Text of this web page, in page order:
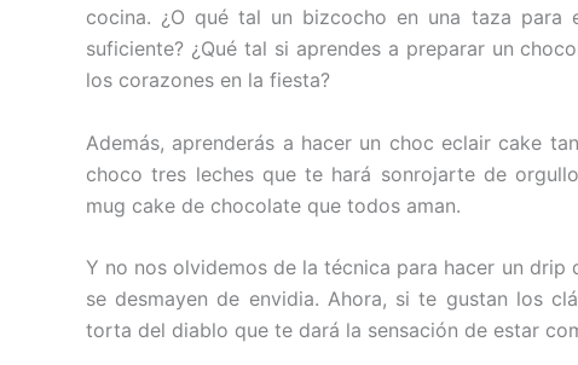
cocina. ¿O qué tal un bizcocho en una taza para
suficiente? ¿Qué tal si aprendes a preparar un
los corazones en la fiesta?
Además, aprenderás a hacer un choc eclair cake
choco tres leches que te hará sonrojarte de
mug cake de chocolate que todos aman.
Y no nos olvidemos de la técnica para hacer un
se desmayen de envidia. Ahora, si te gustan los
torta del diablo que te dará la sensación de estar